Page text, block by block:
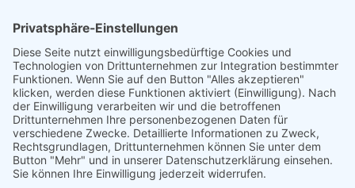
Footer
Cookie-Einstellungen Datenschutz
Impressum